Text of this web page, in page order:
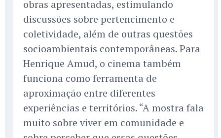
obras apresentadas, estimulando
discussões sobre pertencimento e
coletividade, além de outras questões
socioambientais contemporâneas. Para
Henrique Amud, o cinema também
funciona como ferramenta de
aproximação entre diferentes
experiências e territórios. “A mostra fala
muito sobre viver em comunidade e